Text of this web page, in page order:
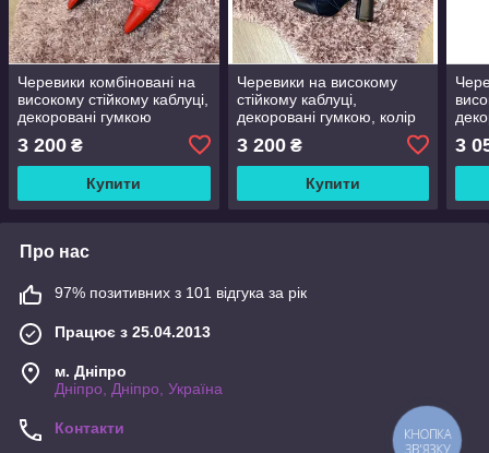
Черевики комбіновані на
високому стійкому каблуці,
декоровані гумкою
3 200 ₴
Купити
Черевики на високому
стійкому каблуці,
декоровані гумкою, колір
3 200₴
Купити
3
Про нас
97% позитивних з 101 відгука за рік
Працює з 25.04.2013
м. Дніпро
Дніпро, Дніпро, Україна
Контакти
КНОПКА
ЗВ'ЯЗКУ